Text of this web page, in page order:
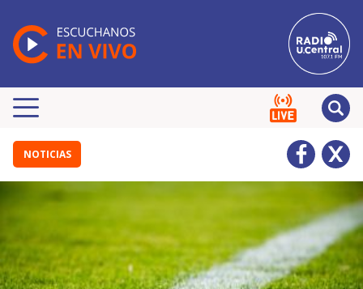
NOTICIAS